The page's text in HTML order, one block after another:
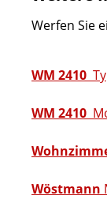
Werfen Sie
WM 2410
WM 2410
Wöstmann